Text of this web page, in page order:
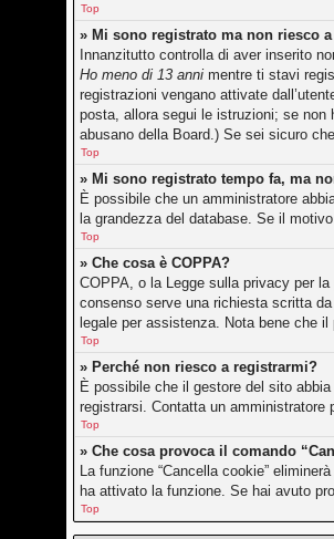
Top
» Mi sono registrato ma non riesco
Innanzitutto controlla di aver inserito
Ho meno di 13 anni mentre ti stavi
registrazioni vengano attivate
posta, allora segui le istruzioni; se
abusano della Board.) Se sei sicuro
Top
» Mi sono registrato tempo fa, ma
È possibile che un amministratore
la grandezza del database. Se il
Top
» Che cosa è COPPA?
COPPA, o la Legge sulla privacy per
consenso serve una richiesta scritta
legale per assistenza. Nota bene che
Top
» Perché non riesco a registrarmi?
È possibile che il gestore del sito
registrarsi. Contatta un amministratore
Top
» Che cosa provoca il comando
La funzione “Cancella cookie”
ha attivato la funzione. Se hai avuto
Top